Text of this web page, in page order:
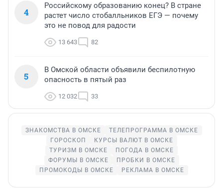
4
Российскому образованию конец? В стране
растет число стобалльников ЕГЭ — почему
это не повод для радости
13 643 82
5
В Омской области объявили беспилотную
опасность в пятый раз
12 032 33
ЗНАКОМСТВА В ОМСКЕ
ТЕЛЕПРОГРАММА В ОМСКЕ
ГОРОСКОП
КУРСЫ ВАЛЮТ В ОМСКЕ
ТУРИЗМ В ОМСКЕ
ПОГОДА В ОМСКЕ
ФОРУМЫ В ОМСКЕ
ПРОБКИ В ОМСКЕ
ПРОМОКОДЫ В ОМСКЕ
РЕКЛАМА В ОМСКЕ